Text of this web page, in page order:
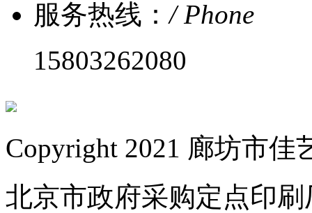
服务热线：/ Phone
15803262080
Copyright 2021 廊坊市
北京市政府采购定点印